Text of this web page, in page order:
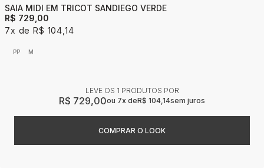
SAIA MIDI EM TRICOT SANDIEGO VERDE
R$ 729,00
7x
R$ 104,14
PP M
LEVE OS 1 PRODUTOS
R$ 729,00 7x R$ 104,14sem juros